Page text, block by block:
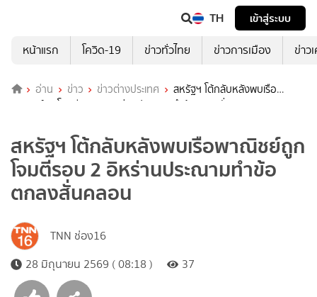
TH
เข้าสู่ระบบ
หน้าแรก
โควิด-19 ข่าวทั่วไทย ข่าวการเมือง ข่าว
อ่าน ข่าว ข่าวต่างประเทศ
สหรัฐฯ โต้กลับหลังพบเรือ
พาณิชย์ถูกโจมตีรอบ 2 อิหร่านประณามทำข้อตกลงสั่นคลอน
สหรัฐฯ โต้กลับหลังพบเรือพาณิชย์ถูก
โจมตีรอบ 2 อิหร่านประณามทำข้อ
ตกลงสั่นคลอน
TNN ช่อง16
28 มิถุนายน 2569 ( 08:18 )
37